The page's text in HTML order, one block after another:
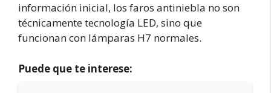
información inicial, los faros antiniebla no son
técnicamente tecnología LED, sino que
funcionan con lámparas H7 normales.
Puede que te interese: